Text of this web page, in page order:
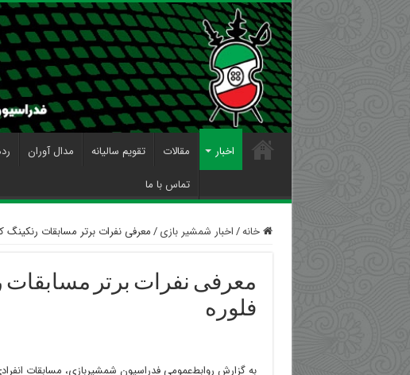
اخبار مقالات تقویم سالیانه مدال آوران
تماس با ما
خانه/اخبار شمشیر بازی /معرفی نفرات برتر مسابقات
معرفی نفرات برتر
فلوره
به گزارش روابط‌عمومی فدراسیون شمشیربازی، مسابقات